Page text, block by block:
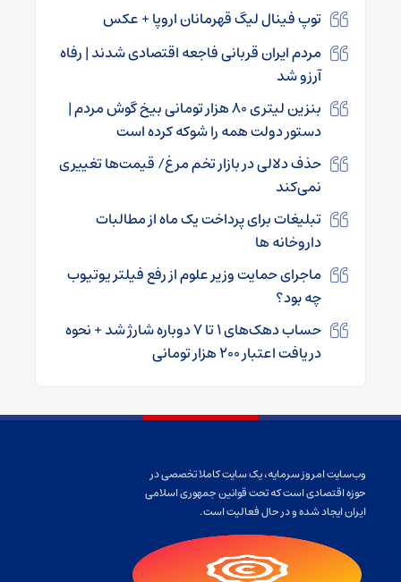
توپ فینال لیگ قهرمانان اروپا + عکس
مردم ایران قربانی فاجعه اقتصادی شدند | رفاه
آرزو شد
بنزین لیتری ۸۰ هزار تومانی بیخ گوش مردم |
دستور دولت همه را شوکه کرده است
حذف دلالی در بازار تخم مرغ/ قیمت‌ها تغییری
نمی‌کند
تبلیغات برای پرداخت یک ماه از مطالبات
داروخانه ها
ماجرای حمایت وزیر علوم از رفع فیلتر یوتیوب
چه بود؟
حساب دهک‌های ۱ تا ۷ دوباره شارژ شد + نحوه
دریافت اعتبار ۲۰۰ هزار تومانی
وب‌سایت امروز سرمایه، یک سایت کاملا تخصصی در
حوزه اقتصادی است که تحت قوانین جمهوری اسلامی
ایران ایجاد شده و در حال فعالیت است.